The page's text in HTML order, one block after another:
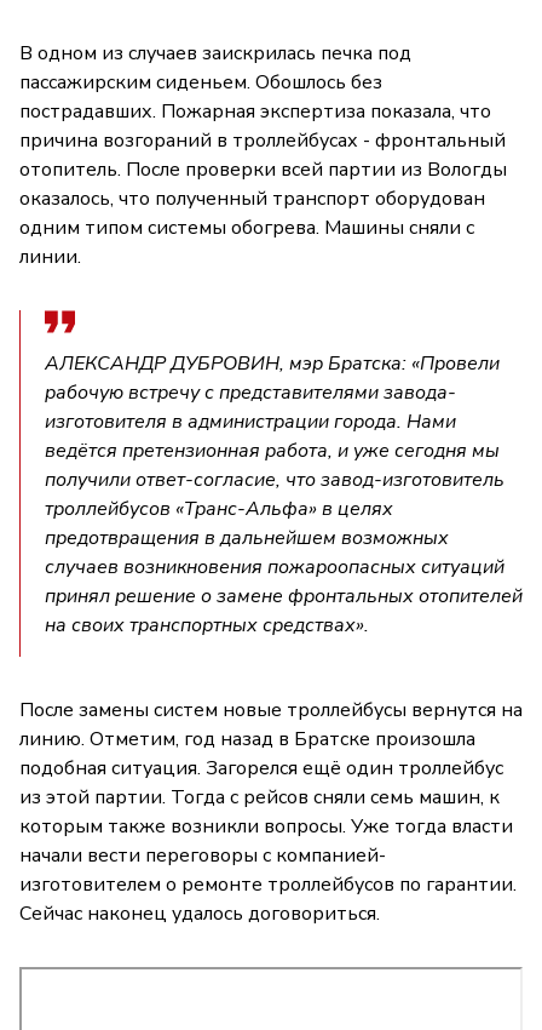
В одном из случаев заискрилась печка под
пассажирским сиденьем. Обошлось без
пострадавших. Пожарная экспертиза показала, что
причина возгораний в троллейбусах - фронтальный
отопитель. После проверки всей партии из Вологды
оказалось, что полученный транспорт оборудован
одним типом системы обогрева. Машины сняли с
линии.
АЛЕКСАНДР ДУБРОВИН, мэр Братска: «Провели
рабочую встречу с представителями завода-
изготовителя в администрации города. Нами
ведётся претензионная работа, и уже сегодня мы
получили ответ-согласие, что завод-изготовитель
троллейбусов «Транс-Альфа» в целях
предотвращения в дальнейшем возможных
случаев возникновения пожароопасных ситуаций
принял решение о замене фронтальных отопителей
на своих транспортных средствах».
После замены систем новые троллейбусы вернутся на
линию. Отметим, год назад в Братске произошла
подобная ситуация. Загорелся ещё один троллейбус
из этой партии. Тогда с рейсов сняли семь машин, к
которым также возникли вопросы. Уже тогда власти
начали вести переговоры с компанией-
изготовителем о ремонте троллейбусов по гарантии.
Сейчас наконец удалось договориться.